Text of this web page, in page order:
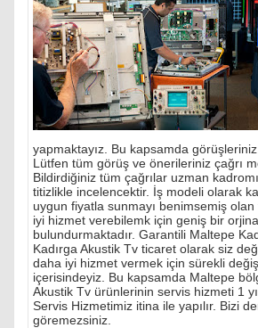
yapmaktayız. Bu kapsamda
Lütfen tüm görüş ve önerileriniz çağrı
Bildirdiğiniz tüm çağrılar uzman
titizlikle incelencektir. İş modeli olarak
uygun fiyatla sunmayı benimsemiş
iyi hizmet verebilemk için geniş bir
bulundurmaktadır. Garantili Maltepe
Kadırga Akustik Tv ticaret olarak siz
daha iyi hizmet vermek için sürekli
içerisindeyiz. Bu kapsamda Maltepe
Akustik Tv ürünlerinin servis hizmeti 1
Servis Hizmetimiz itina ile yapılır. Bizi
göremezsiniz.